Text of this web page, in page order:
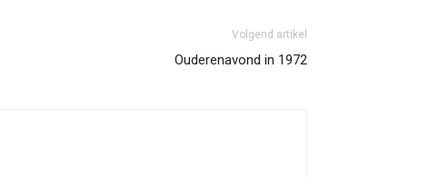
Volgend artikel
Ouderenavond in 1972